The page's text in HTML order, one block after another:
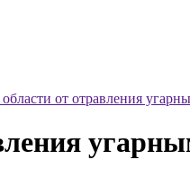
от отравления